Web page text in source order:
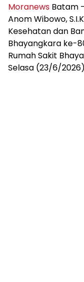
Moranews Batam
Anom Wibowo,
Kesehatan dan
Bhayangkara ke-
Rumah Sakit
Selasa (23/6/